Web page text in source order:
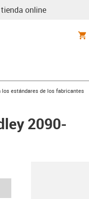
online
estándares de los fabricantes
2090-